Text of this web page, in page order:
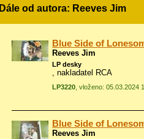
Dále od autora: Reeves Jim
Blue Side of
Reeves Jim
LP desky
, nakladatel RCA
LP3220 , vloženo: 05.03.2024
Blue Side of
Reeves Jim